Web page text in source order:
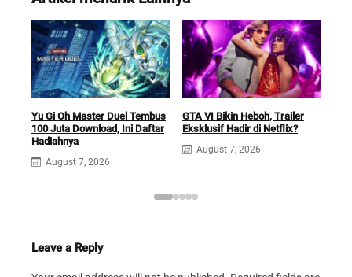
Yu Gi Oh Master Duel Tembus
100 Juta Download, Ini Daftar
Hadiahnya
August 7, 2026
GTA VI Bikin Heboh, Trailer
Eksklusif Hadir di Netflix?
August 7, 2026
Leave a Reply